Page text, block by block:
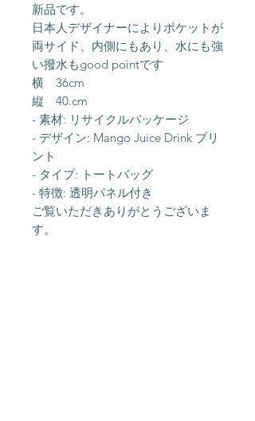
新品です。
日本人デザイナーによりポケットが
両サイド、内側にもあり、水にも強
い撥水もgood pointです
横 36cm
縦 40.cm
- 素材: リサイクルパッケージ
- デザイン: Mango Juice Drink プリ
ント
- タイプ: トートバッグ
- 特徴: 透明パネル付き
ご覧いただきありがとうございま
す。